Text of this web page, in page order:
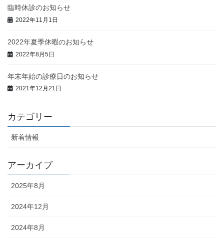
臨時休診のお知らせ
2022年11月1日
2022年夏季休暇のお知らせ
2022年8月5日
年末年始の診療日のお知らせ
2021年12月21日
カテゴリー
新着情報
アーカイブ
2025年8月
2024年12月
2024年8月